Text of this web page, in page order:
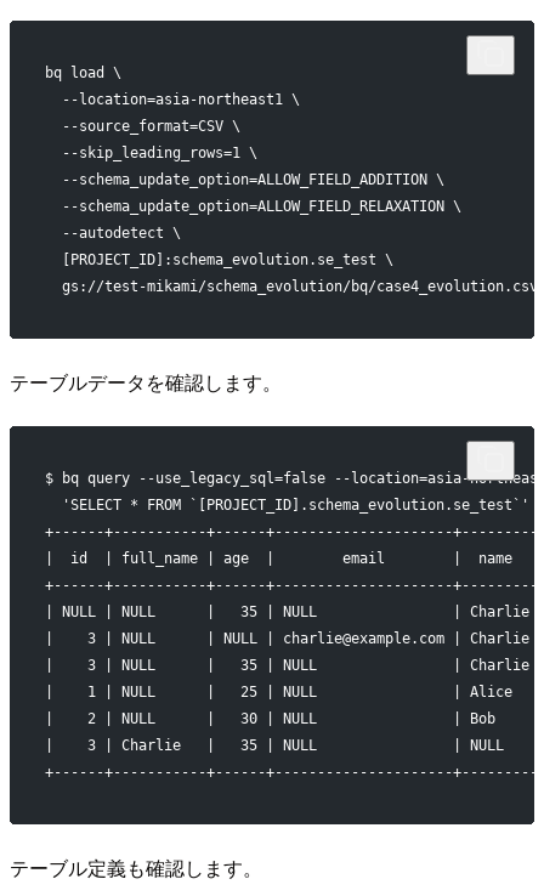
bq load \
  --location=asia-northeast1 \
  --source_format=CSV \
  --skip_leading_rows=1 \
  --schema_update_option=ALLOW_FIELD_ADDITION \
  --schema_update_option=ALLOW_FIELD_RELAXATION \
  --autodetect \
  [PROJECT_ID]:schema_evolution.se_test \
  gs://test-mikami/schema_evolution/bq/case4_evolution.csv
テーブルデータを確認します。
$ bq query --use_legacy_sql=false --location=asia-
  'SELECT * FROM `[PROJECT_ID].schema_evolution.se_test`'
+------+-----------+------+---------------------+---------
|  id  | full_name | age  |        email        |  name
+------+-----------+------+---------------------+---------
| NULL | NULL      |   35 | NULL                | Charlie
|    3 | NULL      | NULL | charlie@example.com | Charlie
|    3 | NULL      |   35 | NULL                | Charlie
|    1 | NULL      |   25 | NULL                | Alice
|    2 | NULL      |   30 | NULL                | Bob
|    3 | Charlie   |   35 | NULL                | NULL
+------+-----------+------+---------------------+---------
テーブル定義も確認します。